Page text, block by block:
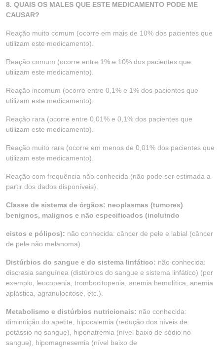
8. QUAIS OS MALES QUE ESTE MEDICAMENTO PODE ME
CAUSAR?
Reação muito comum (ocorre em mais de 10% dos pacientes que
utilizam este medicamento).
Reação comum (ocorre entre 1% e 10% dos pacientes que
utilizam este medicamento).
Reação incomum (ocorre entre 0,1% e 1% dos pacientes que
utilizam este medicamento).
Reação rara (ocorre entre 0,01% e 0,1% dos pacientes que
utilizam este medicamento).
Reação muito rara (ocorre em menos de 0,01% dos pacientes que
utilizam este medicamento).
Reação com frequência não conhecida (não pode ser estimada a
partir dos dados disponíveis).
Classe de sistema de órgãos: neoplasmas (tumores)
benignos, malignos e não especificados (incluindo
cistos e pólipos): não conhecida: câncer de pele e labial (câncer
de pele não melanoma).
Distúrbios do sangue e do sistema linfático: não conhecida:
discrasia sanguínea (distúrbios do sangue e sistema linfático) (por
exemplo, leucopenia, trombocitopenia, anemia hemolítica, anemia
aplástica, agranulocitose, etc.).
Metabolismo e distúrbios nutricionais: não conhecida:
diminuição do apetite, hipocalemia (redução dos níveis de
potássio no sangue), hiponatremia (nível baixo de sódio no
sangue), hipomagnesemia (nível baixo de